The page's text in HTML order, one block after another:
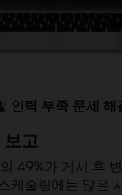
인력 부족 문제 해
고
49%가 게시 후
케줄링에는 많은